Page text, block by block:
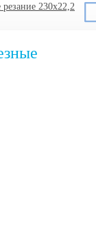
230х22,2